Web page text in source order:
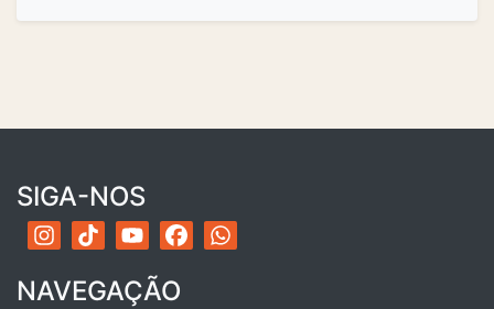
SIGA-NOS
NAVEGAÇÃO